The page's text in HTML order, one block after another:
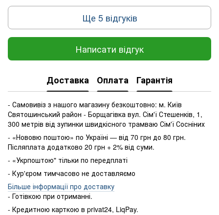
Ще 5 відгуків
Написати відгук
Доставка Оплата Гарантія
- Самовивіз з нашого магазину безкоштовно: м. Київ
Святошинський район - Борщагівка вул. Сім'ї Стешенків, 1,
300 метрів від зупинки швидкісного трамваю Сім'ї Сосніних
- «Нововю поштою» по Україні — від 70 грн до 80 грн.
Післяплата додатково 20 грн + 2% від суми.
- «Укрпоштою" тільки по передплаті
- Кур'єром тимчасово не доставляємо
Більше інформації про доставку
- Готівкою при отриманні.
- Кредитною карткою в privat24, LiqPay.